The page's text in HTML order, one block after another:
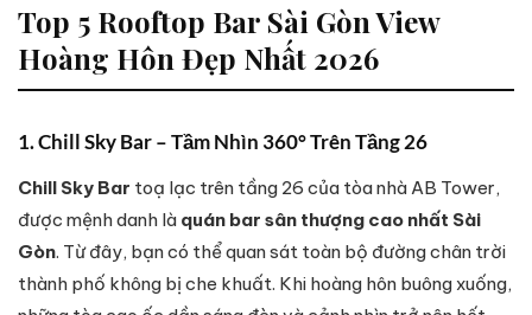
Top 5 Rooftop Bar Sài Gòn View
Hoàng Hôn Đẹp Nhất 2026
1. Chill Sky Bar – Tầm Nhìn 360° Trên Tầng 26
Chill Sky Bar toạ lạc trên tầng 26 của tòa nhà AB Tower,
được mệnh danh là quán bar sân thượng cao nhất Sài
Gòn. Từ đây, bạn có thể quan sát toàn bộ đường chân trời
thành phố không bị che khuất. Khi hoàng hôn buông xuống,